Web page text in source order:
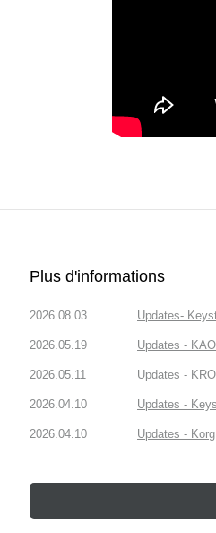
Plus d'informations
2026.08.03 Updates-
2026.05.19 Updates -
2026.05.11 Updates -
2026.04.10 Updates -
2026.04.10 Updates -